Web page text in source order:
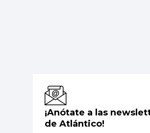
¡Anótate a las
de Atlántico!